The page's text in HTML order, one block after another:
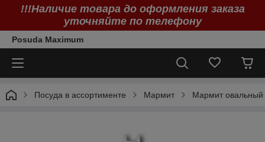
!!!Наличие товара до оформления заказа
уточняйте по телефону
Posuda Maximum
Посуда в ассортименте Мармит Мармит